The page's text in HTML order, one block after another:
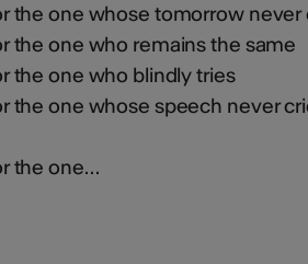
the one whose tomorrow never
the one who remains the same
the one who blindly tries
the one whose speech never
the one…